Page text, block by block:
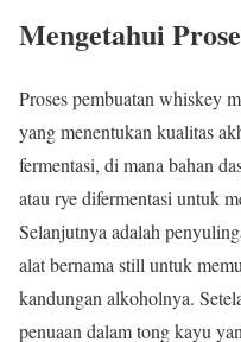
Mengetahui
Proses pembuatan whiskey
yang menentukan kualitas
fermentasi, di mana bahan
atau rye difermentasi untuk
Selanjutnya adalah
alat bernama still untuk
kandungan alkoholnya.
penuaan dalam tong kayu